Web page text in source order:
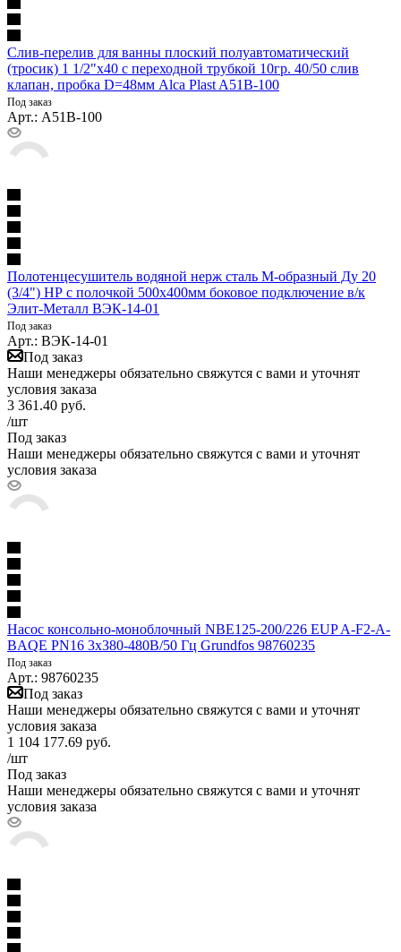
Слив-перелив для ванны плоский полуавтоматический
(тросик) 1 1/2"x40 с переходной трубкой 10гр. 40/50 слив
клапан, пробка D=48мм Alca Plast A51B-100
Под заказ
Арт.: A51B-100
Полотенцесушитель водяной нерж сталь М-образный Ду 20
(3/4") НР с полочкой 500х400мм боковое подключение в/к
Элит-Металл ВЭК-14-01
Под заказ
Арт.: ВЭК-14-01
Под заказ
Наши менеджеры обязательно свяжутся с вами и уточнят
условия заказа
3 361.40 руб.
/шт
Под заказ
Наши менеджеры обязательно свяжутся с вами и уточнят
условия заказа
Насос консольно-моноблочный NBE125-200/226 EUP A-F2-A-
BAQE PN16 3х380-480В/50 Гц Grundfos 98760235
Под заказ
Арт.: 98760235
Под заказ
Наши менеджеры обязательно свяжутся с вами и уточнят
условия заказа
1 104 177.69 руб.
/шт
Под заказ
Наши менеджеры обязательно свяжутся с вами и уточнят
условия заказа